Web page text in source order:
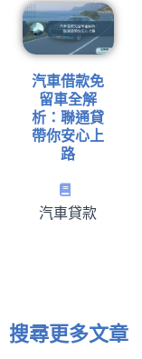
汽車借款免
留車全解
析：聯通貸
帶你安心上
路
汽車貸款
搜尋更多文章